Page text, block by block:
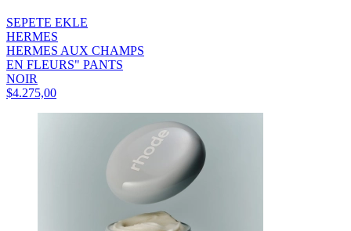
SEPETE EKLE
HERMES
HERMES AUX CHAMPS
EN FLEURS" PANTS
NOIR
$4.275,00